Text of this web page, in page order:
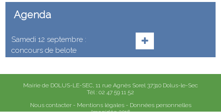
Agenda
Samedi 12 septembre :
concours de belote
Mairie de DOLUS-LE-SEC, 11 rue Agnès Sorel 37310 Dolus-le-Sec
Tél : 02 47 59 11 52
Nous contacter- Mentions légales- Données personnelles